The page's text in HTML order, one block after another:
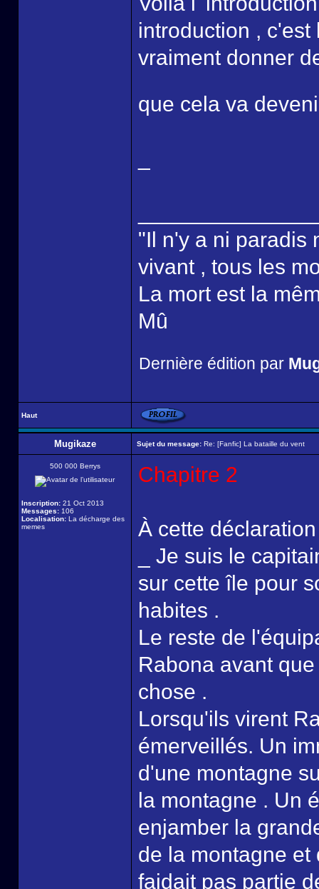
introduction ,
vraiment donner
que cela va
"Il n'y a ni paradis
vivant , tous les
La mort est la
Mû
Dernière édition par
Haut
Mugikaze Sujet du message: Re: [Fanfic] La bataille du vent
500 000 Berrys
Inscription: 21 Oct 2013
Messages: 106
Localisation: La décharge des
memes
Chapitre 2
À cette
_ Je suis le
sur cette île pour
habites .
Le reste de
Rabona avant
chose .
Lorsqu'ils virent
émerveillés. Un
d'une montagne
la montagne . Un
enjamber la
de la montagne et
faidait pas partie